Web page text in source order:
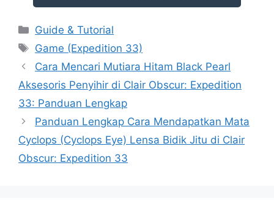
Categories
Guide & Tutorial
Tags
Game (Expedition 33)
Cara Mencari Mutiara Hitam Black Pearl
Aksesoris Penyihir di Clair Obscur: Expedition
33: Panduan Lengkap
Panduan Lengkap Cara Mendapatkan Mata
Cyclops (Cyclops Eye) Lensa Bidik Jitu di Clair
Obscur: Expedition 33